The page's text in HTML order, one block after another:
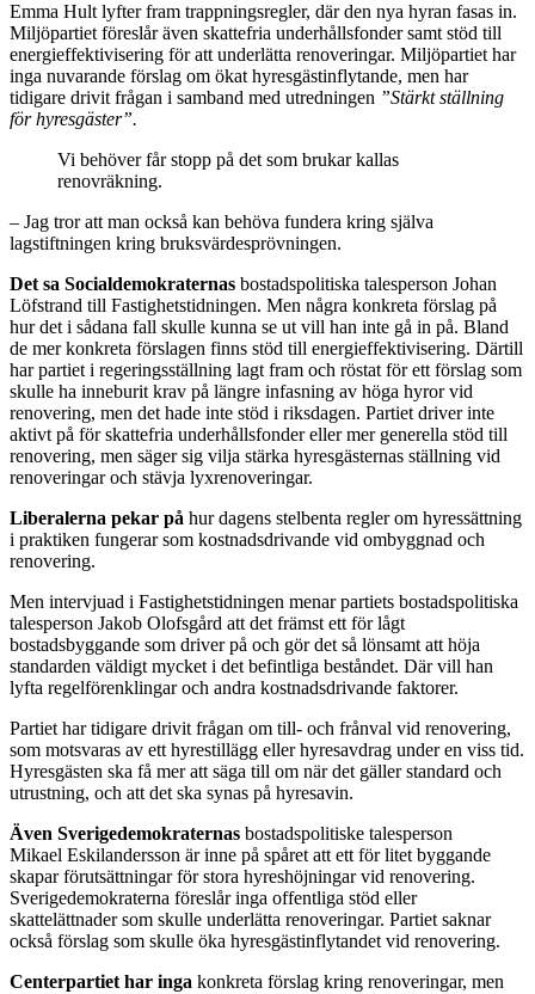
Emma Hult lyfter fram trappningsregler, där den nya hyran fasas in.
Miljöpartiet föreslår även skattefria underhållsfonder samt stöd till
energieffektivisering för att underlätta renoveringar. Miljöpartiet har
inga nuvarande förslag om ökat hyresgästinflytande, men har
tidigare drivit frågan i samband med utredningen ”Stärkt ställning
för hyresgäster”.
Vi behöver får stopp på det som brukar kallas
renovräkning.
– Jag tror att man också kan behöva fundera kring själva
lagstiftningen kring bruksvärdesprövningen.
Det sa Socialdemokraternas bostadspolitiska talesperson Johan
Löfstrand till Fastighetstidningen. Men några konkreta förslag på
hur det i sådana fall skulle kunna se ut vill han inte gå in på. Bland
de mer konkreta förslagen finns stöd till energieffektivisering. Därtill
har partiet i regeringsställning lagt fram och röstat för ett förslag som
skulle ha inneburit krav på längre infasning av höga hyror vid
renovering, men det hade inte stöd i riksdagen. Partiet driver inte
aktivt på för skattefria underhållsfonder eller mer generella stöd till
renovering, men säger sig vilja stärka hyresgästernas ställning vid
renoveringar och stävja lyxrenoveringar.
Liberalerna pekar på hur dagens stelbenta regler om hyressättning
i praktiken fungerar som kostnadsdrivande vid ombyggnad och
renovering.
Men intervjuad i Fastighetstidningen menar partiets bostadspolitiska
talesperson Jakob Olofsgård att det främst ett för lågt
bostadsbyggande som driver på och gör det så lönsamt att höja
standarden väldigt mycket i det befintliga beståndet. Där vill han
lyfta regelförenklingar och andra kostnadsdrivande faktorer.
Partiet har tidigare drivit frågan om till- och frånval vid renovering,
som motsvaras av ett hyrestillägg eller hyresavdrag under en viss tid.
Hyresgästen ska få mer att säga till om när det gäller standard och
utrustning, och att det ska synas på hyresavin.
Även Sverigedemokraternas bostadspolitiske talesperson
Mikael Eskilandersson är inne på spåret att ett för litet byggande
skapar förutsättningar för stora hyreshöjningar vid renovering.
Sverigedemokraterna föreslår inga offentliga stöd eller
skattelättnader som skulle underlätta renoveringar. Partiet saknar
också förslag som skulle öka hyresgästinflytandet vid renovering.
Centerpartiet har inga konkreta förslag kring renoveringar, men